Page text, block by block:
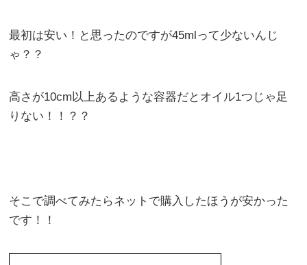
最初は安い！と思ったのですが45mlって少ないんじ
ゃ？？
高さが10cm以上あるような容器だとオイル1つじゃ足
りない！！？？
そこで調べてみたらネットで購入したほうが安かった
です！！